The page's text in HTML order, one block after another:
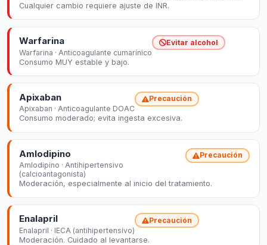
Cualquier cambio requiere ajuste de INR.
Warfarina
Warfarina · Anticoagulante cumarínico
Evitar alcohol
Consumo MUY estable y bajo.
Apixaban
Apixaban · Anticoagulante DOAC
Precaución
Consumo moderado; evita ingesta excesiva.
Amlodipino
Amlodipino · Antihipertensivo
(calcioantagonista)
Precaución
Moderación, especialmente al inicio del tratamiento.
Enalapril
Enalapril · IECA (antihipertensivo)
Precaución
Moderación. Cuidado al levantarse.